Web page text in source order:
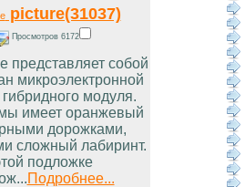
picture(31037)
Просмотров 6172
представляет собой
микроэлектронной
модуля.
имеет оранжевый
дорожками,
сложный лабиринт.
подложке
Подробнее...